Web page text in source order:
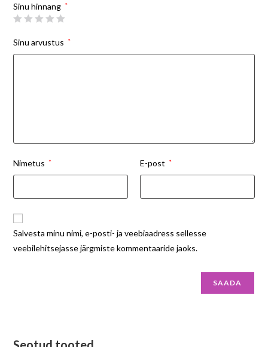
Sinu hinnang *
Sinu arvustus *
Nimetus * E-post *
Salvesta minu nimi, e-posti- ja veebiaadress sellesse
veebilehitsejasse järgmiste kommentaaride jaoks.